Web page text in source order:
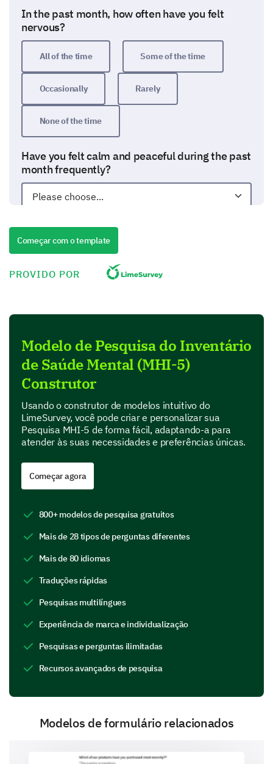
In the past month, how often have you felt
nervous?
All of the time Some of the time
Occasionally Rarely
None of the time
Have you felt calm and peaceful during the past
month frequently?
State of Your Mind
The following questions evaluate your levels of
happiness and sadness.
month that nothing could cheer you up?
1 2 3 4
5
Almost all the time
Very often
Sometimes
Rarely
Not at all
In the past month, how often have you felt
happy?
Some of the time
Occasionally
Rarely
None of the time
Começar com o template
PROVIDO POR
Modelo de Pesquisa do Inventário
de Saúde Mental (MHI-5)
Construtor
Usando o construtor de modelos intuitivo do
LimeSurvey, você pode criar e personalizar sua
Pesquisa MHI-5 de forma fácil, adaptando-a para
atender às suas necessidades e preferências únicas.
Começar agora
800+ modelos de pesquisa gratuitos
Mais de 28 tipos de perguntas diferentes
Mais de 80 idiomas
Traduções rápidas
Pesquisas multilíngues
Experiência de marca e individualização
Pesquisas e perguntas ilimitadas
Recursos avançados de pesquisa
Modelos de formulário relacionados